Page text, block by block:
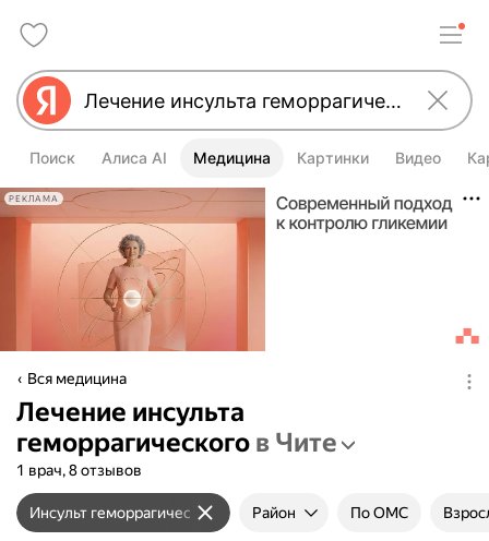
Поиск Алиса AI Медицина Картинки Видео
РЕКЛАМА
Вся медицина
Лечение инсульта
геморрагического в Чите
1 врач, 8 отзывов
Инсульт геморрагический Район По ОМС